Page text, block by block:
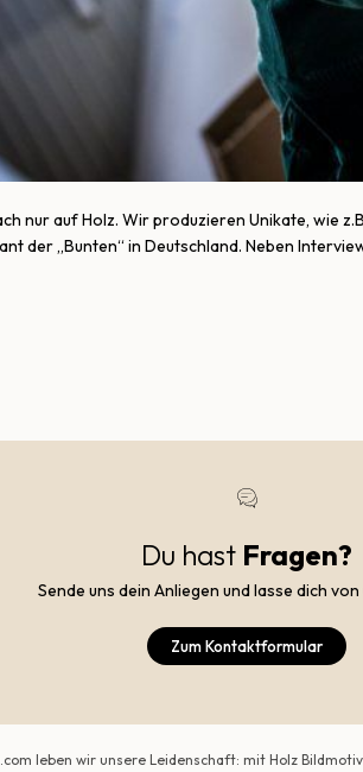
nur auf Holz. Wir produzieren Unikate, wie
der „Bunten“ in Deutschland. Neben
Du hast Fragen?
Sende uns dein Anliegen und lasse dich
Zum Kontaktformular
leben wir unsere Leidenschaft: mit Holz